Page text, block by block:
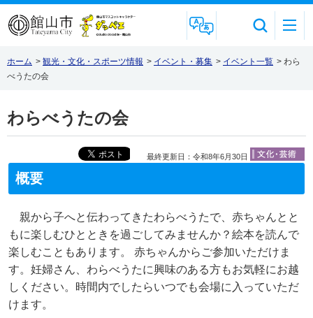
Foreign Language
ホーム > 観光・文化・スポーツ情報 > イベント・募集 > イベント一覧 > わら
べうたの会
わらべうたの会
最終更新日：令和8年6月30日
概要
親から子へと伝わってきたわらべうたで、赤ちゃんとと
もに楽しむひとときを過ごしてみませんか？絵本を読んで
楽しむこともあります。 赤ちゃんからご参加いただけま
す。妊婦さん、わらべうたに興味のある方もお気軽にお越
しください。時間内でしたらいつでも会場に入っていただ
けます。